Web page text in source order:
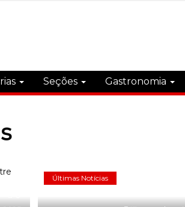
Seções Gastronomia
Últimas Notícias